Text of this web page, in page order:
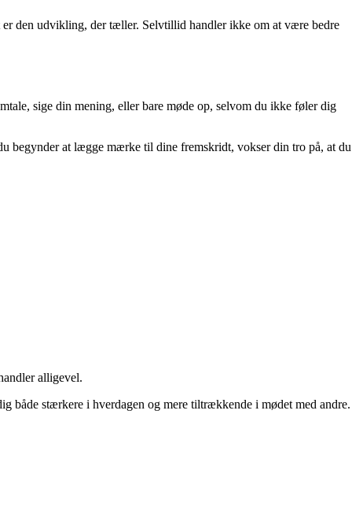
den udvikling, der tæller. Selvtillid handler ikke om at være bedre
sige din mening, eller bare møde op, selvom du ikke føler dig
begynder at lægge mærke til dine fremskridt, vokser din tro på, at du
alligevel.
både stærkere i hverdagen og mere tiltrækkende i mødet med andre.